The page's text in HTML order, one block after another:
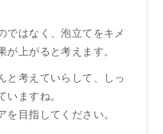
ではなく、泡立てをキメ
上がると考えます。
と考えていらして、しっ
いますね。
目指してください。